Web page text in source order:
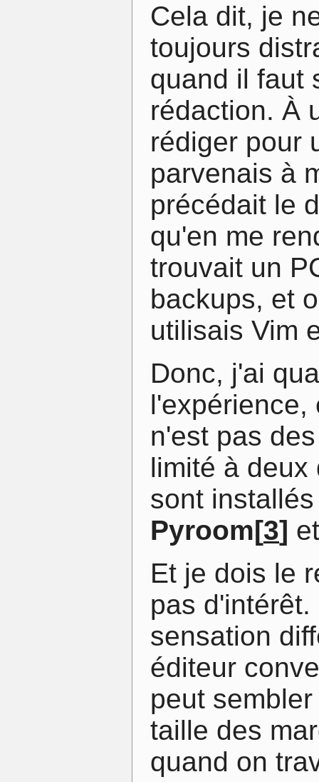
Cela dit, je
toujours
quand il faut
rédaction. À
rédiger pour
parvenais à
précédait le
qu'en me
trouvait un
backups, et
utilisais Vim
Donc, j'ai
l'expérience,
n'est pas
limité à deux
sont
Pyroom[3]
Et je dois le
pas
sensation
éditeur
peut
taille des
quand on